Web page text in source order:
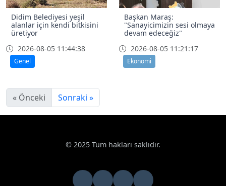
Didim Belediyesi yeşil
alanlar için kendi bitkisini
üretiyor
2026-08-05 11:44:38
Genel
Başkan Maraş:
"Sanayicimizin sesi olmaya
devam edeceğiz"
2026-08-05 11:21:17
Ekonomi
« Önceki Sonraki »
© 2025 Tüm hakları saklıdır.